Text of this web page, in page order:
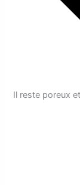
Il reste poreux